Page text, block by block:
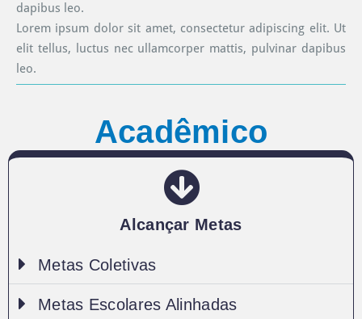
dapibus leo.
Lorem ipsum dolor sit amet, consectetur adipiscing elit. Ut
elit tellus, luctus nec ullamcorper mattis, pulvinar dapibus
leo.
Acadêmico
Alcançar Metas
Metas Coletivas
Metas Escolares Alinhadas